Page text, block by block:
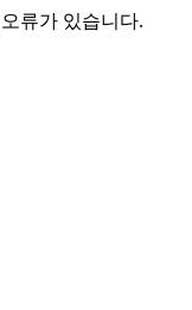
오류가 있습니다.